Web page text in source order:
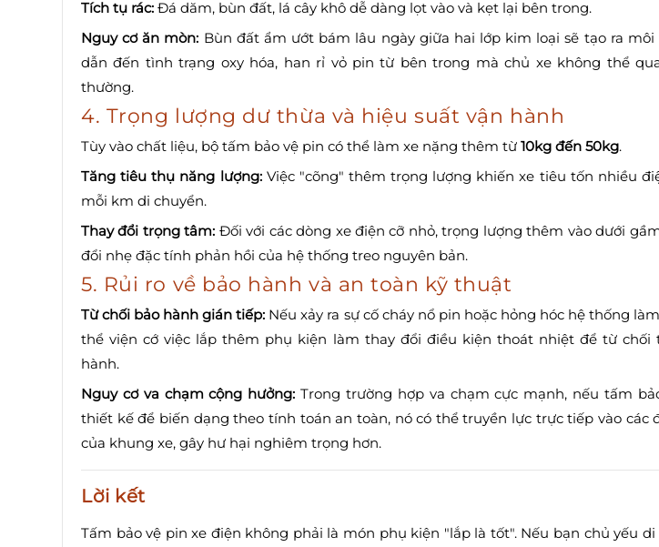
Tích tụ rác: Đá dăm, bùn đất, lá cây khô dễ dàng lọt vào và kẹt lại bên trong.
Nguy cơ ăn mòn: Bùn đất ẩm ướt bám lâu ngày giữa hai lớp kim loại sẽ tạo ra
dẫn đến tình trạng oxy hóa, han rỉ vỏ pin từ bên trong mà chủ xe không thể
thường.
4. Trọng lượng dư thừa và hiệu suất vận hành
Tùy vào chất liệu, bộ tấm bảo vệ pin có thể làm xe nặng thêm từ 10kg đến 50kg.
Tăng tiêu thụ năng lượng:Việc "cõng" thêm trọng lượng khiến xe tiêu tốn nhiều
mỗi km di chuyển.
Thay đổi trọng tâm: Đối với các dòng xe điện cỡ nhỏ, trọng lượng thêm vào dưới
đổi nhẹ đặc tính phản hồi của hệ thống treo nguyên bản.
5. Rủi ro về bảo hành và an toàn kỹ thuật
Từ chối bảo hành gián tiếp: Nếu xảy ra sự cố cháy nổ pin hoặc hỏng hóc hệ thống
thể viện cớ việc lắp thêm phụ kiện làm thay đổi điều kiện thoát nhiệt để từ chối
hành.
Nguy cơ va chạm cộng hưởng: Trong trường hợp va chạm cực mạnh, nếu tấm
thiết kế để biến dạng theo tính toán an toàn, nó có thể truyền lực trực tiếp vào các
của khung xe, gây hư hại nghiêm trọng hơn.
Lời kết
Tấm bảo vệ pin xe điện không phải là món phụ kiện "lắp là tốt". Nếu bạn chủ yếu